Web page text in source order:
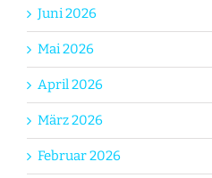
Juni 2026
Mai 2026
April 2026
März 2026
Februar 2026